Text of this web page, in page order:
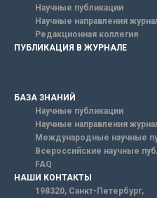
Научные публикации
Научные направления
Редакционная коллегия
ПУБЛИКАЦИЯ В ЖУРНАЛЕ
БАЗА ЗНАНИЙ
Научные публикации
Научные направления
Международные научные
Всероссийские научные
FAQ
НАШИ КОНТАКТЫ
198320, Санкт-Петербург,